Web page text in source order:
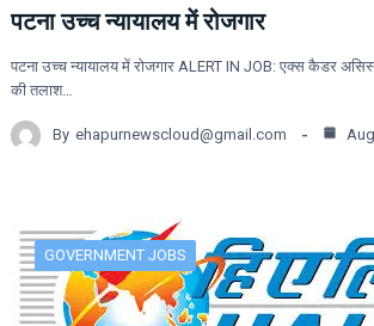
पटना उच्च न्यायालय में रोजगार
पटना उच्च न्यायालय में रोजगार ALERT IN JOB: एक्स कैडर
की तलाश…
By ehapurnewscloud@gmail.com
GOVERNMENT JOBS